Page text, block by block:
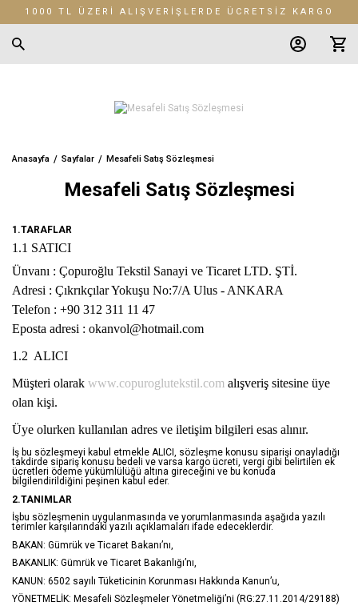
1000 TL ÜZERİ ALIŞVERİŞLERDE ÜCRETSİZ KARGO
Anasayfa Sayfalar Mesafeli Satış Sözleşmesi
Mesafeli Satış Sözleşmesi
1.TARAFLAR
1.1 SATICI
Ünvanı : Çopuroğlu Tekstil Sanayi ve Ticaret LTD. ŞTİ.
Adresi : Çıkrıkçılar Yokuşu No:7/A Ulus - ANKARA
Telefon : +90 312 311 11 47
Eposta adresi : okanvol@hotmail.com
1.2 ALICI
Müşteri olarak www.copuroglutekstil.com alışveriş sitesine üye
olan kişi.
Üye olurken kullanılan adres ve iletişim bilgileri esas alınır.
İş bu sözleşmeyi kabul etmekle ALICI, sözleşme konusu siparişi onayladığı
takdirde sipariş konusu bedeli ve varsa kargo ücreti, vergi gibi belirtilen ek
ücretleri ödeme yükümlülüğü altına gireceğini ve bu konuda
bilgilendirildiğini peşinen kabul eder.
2.TANIMLAR
İşbu sözleşmenin uygulanmasında ve yorumlanmasında aşağıda yazılı
terimler karşılarındaki yazılı açıklamaları ifade edeceklerdir.
BAKAN: Gümrük ve Ticaret Bakanı’nı,
BAKANLIK: Gümrük ve Ticaret Bakanlığı’nı,
KANUN: 6502 sayılı Tüketicinin Korunması Hakkında Kanun’u,
YÖNETMELİK: Mesafeli Sözleşmeler Yönetmeliği’ni (RG:27.11.2014/29188)